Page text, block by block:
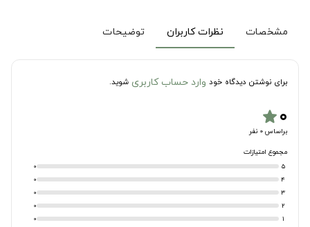
مشخصات نظرات کاربران توضیحات
برای نوشتن دیدگاه خود وارد حساب کاربری شوید.
۰star
براساس 0 نفر
مجموع امتیازات
5
0
4
0
3
0
2
0
1
0